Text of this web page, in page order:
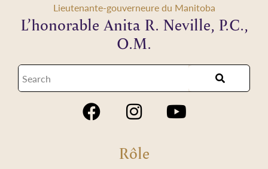
Lieutenante-gouverneure du Manitoba
L’honorable Anita R. Neville, P.C.,
O.M.
Rôle